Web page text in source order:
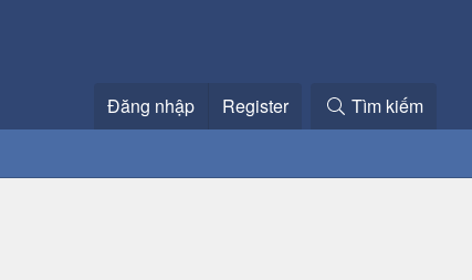
Đăng nhập Register Tìm kiếm